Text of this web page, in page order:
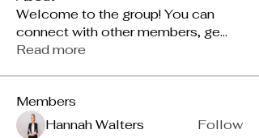
Welcome to the group! You can
connect with other members, ge...
Read more
Members
Hannah Walters
Follow